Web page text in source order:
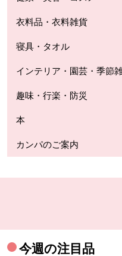
衣料品・衣料雑貨
寝具・タオル
インテリア・園芸・季節
趣味・行楽・防災
本
カンパのご案内
今週の注目品